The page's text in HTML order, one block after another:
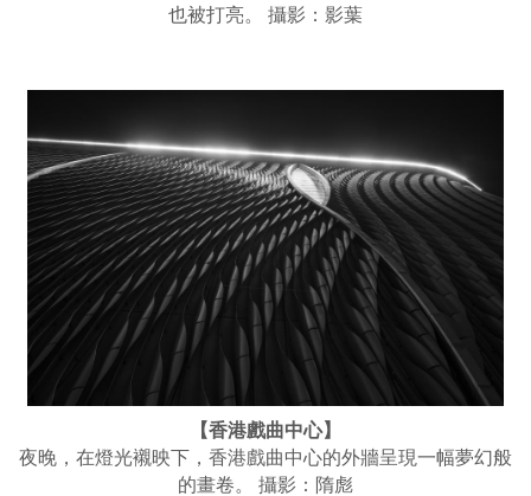
也被打亮。 攝影：影葉
【香港戲曲中心】
夜晚，在燈光襯映下，香港戲曲中心的外牆呈現一幅夢幻般
的畫卷。 攝影：隋彪